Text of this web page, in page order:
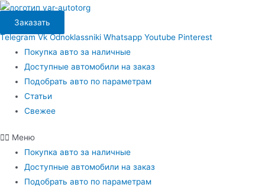
Перейти
содержимому
Заказать
Telegram Vk Odnoklassniki Whatsapp Youtube Pinterest
Покупка авто за наличные
Доступные автомобили на заказ
Подобрать авто по параметрам
Статьи
Свежее
Меню
Покупка авто за наличные
Доступные автомобили на заказ
Подобрать авто по параметрам